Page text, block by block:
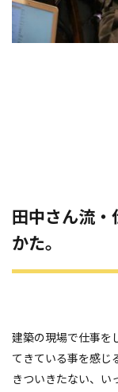
田中さん流
かた。
建築の現場で仕事を
てきている事を感じ
きついきたない、い